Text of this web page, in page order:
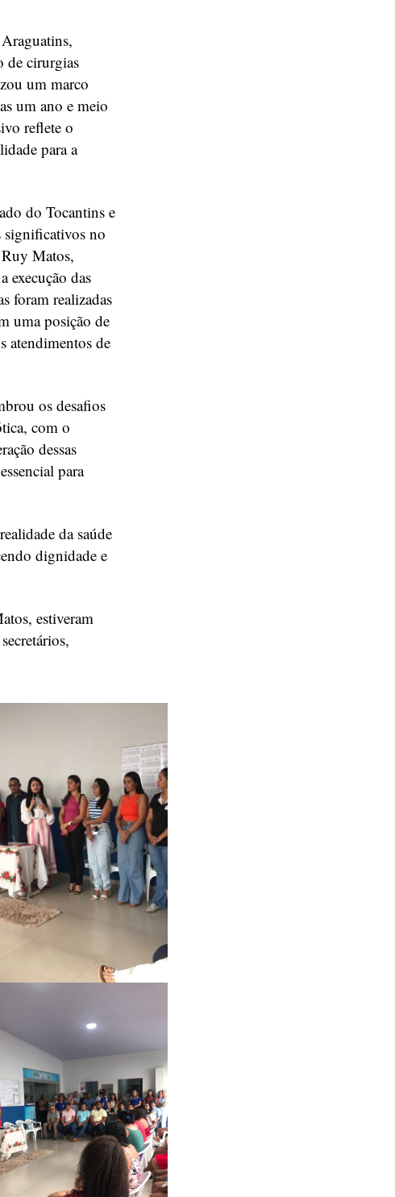
de cirurgias
um marco
um ano e meio
reflete o
para a
do Tocantins e
significativos no
Matos,
execução das
foram realizadas
uma posição de
atendimentos de
os desafios
com o
dessas
para
da saúde
dignidade e
estiveram